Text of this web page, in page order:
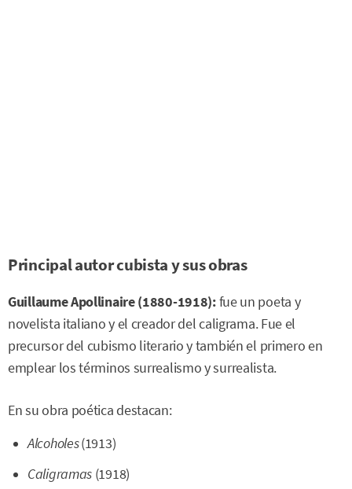
Principal autor cubista y sus obras
Guillaume Apollinaire (1880-1918):fue un poeta y
novelista italiano y el creador del caligrama. Fue el
precursor del cubismo literario y también el primero en
emplear los términos surrealismo y surrealista.
En su obra poética destacan:
Alcoholes(1913)
Caligramas (1918)